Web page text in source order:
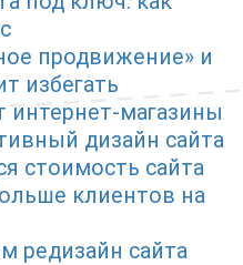
продвижение» и
избегать
интернет-магазины
дизайн сайта
стоимость сайта
клиентов на
редизайн сайта